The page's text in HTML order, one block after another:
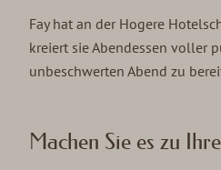
Fay hat an der Hogere
kreiert sie Abendessen voller
unbeschwerten Abend zu
Machen Sie es zu